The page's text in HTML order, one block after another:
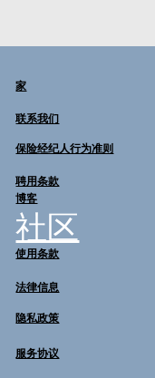
家
联系我们
保险经纪人行为准则
聘用条款
博客
社区
使用条款
法律信息
隐私政策
服务协议